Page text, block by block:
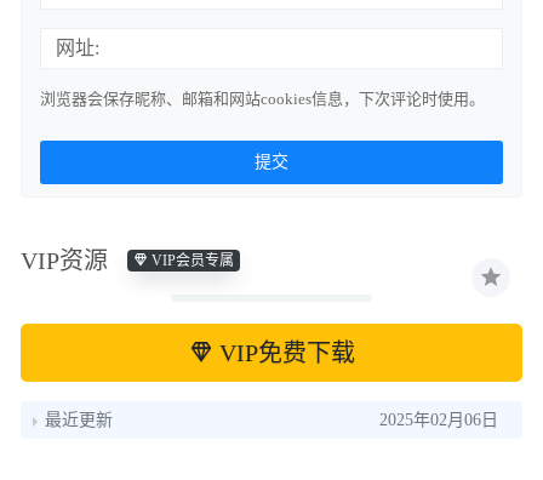
网址:
浏览器会保存昵称、邮箱和网站cookies信息，下次评论时使用。
VIP资源 VIP会员专属
VIP免费下载
最近更新 2025年02月06日